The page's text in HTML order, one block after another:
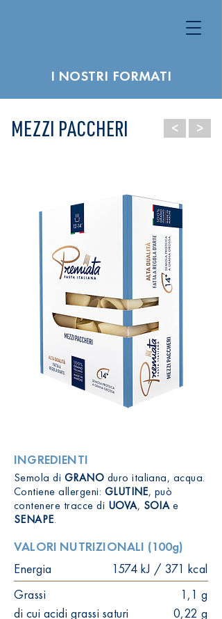
I NOSTRI FORMATI
MEZZI PACCHERI < >
INGREDIENTI
Semola di GRANO duro italiana, acqua.
Contiene allergeni: GLUTINE, può
contenere tracce di UOVA, SOIAe
SENAPE.
VALORI NUTRIZIONALI (100g)
Energia
1574 kJ / 371 kcal
Grassi
1,1 g
di cui acidi grassi saturi
0,22 g